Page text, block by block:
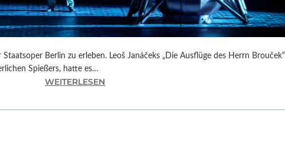
Berlin zu erleben. Leoš Janáčeks „Die Ausflüge des Herrn Brouček“
Spießers, hatte es…
WEITERLESEN
E